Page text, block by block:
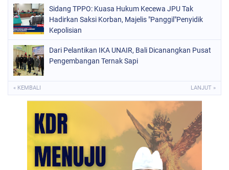
Sidang TPPO: Kuasa Hukum Kecewa JPU Tak
Hadirkan Saksi Korban, Majelis "Panggil"Penyidik
Kepolisian
Dari Pelantikan IKA UNAIR, Bali Dicanangkan Pusat
Pengembangan Ternak Sapi
« KEMBALI LANJUT »